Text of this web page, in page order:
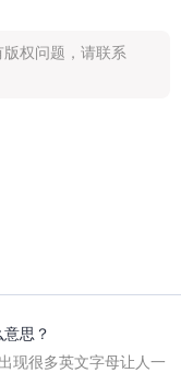
版权问题，请联系
思？
现很多英文字母让人一